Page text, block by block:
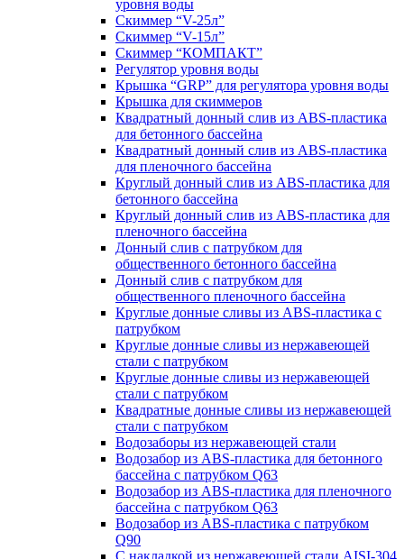
уровня воды
Скиммер “V-25л”
Скиммер “V-15л”
Скиммер “КОМПАКТ”
Регулятор уровня воды
Крышка “GRP” для регулятора уровня воды
Крышка для скиммеров
Квадратный донный слив из ABS-пластика
для бетонного бассейна
Квадратный донный слив из ABS-пластика
для пленочного бассейна
Круглый донный слив из ABS-пластика для
бетонного бассейна
Круглый донный слив из ABS-пластика для
пленочного бассейна
Донный слив с патрубком для
общественного бетонного бассейна
Донный слив с патрубком для
общественного пленочного бассейна
Круглые донные сливы из ABS-пластика с
патрубком
Круглые донные сливы из нержавеющей
стали с патрубком
Круглые донные сливы из нержавеющей
стали с патрубком
Квадратные донные сливы из нержавеющей
стали с патрубком
Водозаборы из нержавеющей стали
Водозабор из ABS-пластика для бетонного
бассейна с патрубком Q63
Водозабор из ABS-пластика для пленочного
бассейна с патрубком Q63
Водозабор из ABS-пластика с патрубком
Q90
С накладкой из нержавеющей стали AISI-304